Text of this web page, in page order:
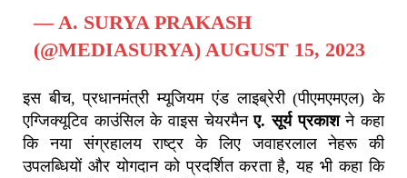
— A. SURYA PRAKASH
(@MEDIASURYA) AUGUST 15, 2023
इस बीच, प्रधानमंत्री म्यूजियम एंड लाइब्रेरी (पीएमएमएल) के
एग्जिक्यूटिव काउंसिल के वाइस चेयरमैनए. सूर्य प्रकाशने कहा
कि नया संग्रहालय राष्ट्र के लिए जवाहरलाल नेहरू की
उपलब्धियों और योगदान को प्रदर्शित करता है, यह भी कहा कि